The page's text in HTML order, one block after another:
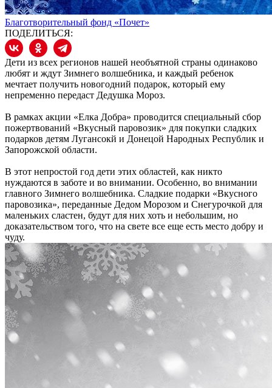
Благотворительный фонд «Почет»
ПОДЕЛИТЬСЯ:
Дети из всех регионов нашей необъятной страны одинаково
любят и ждут Зимнего волшебника, и каждый ребенок
мечтает получить новогодний подарок, который ему
непременно передаст Дедушка Мороз.
В рамках акции «Елка Добра» проводится специальный сбор
пожертвований «Вкусный паровозик» для покупки сладких
подарков детям Лугансокй и Донецой Народных Республик и
Запорожской области.
В этот непростой год дети этих областей, как никто
нуждаются в заботе и во внимании. Особенно, во внимании
главного Зимнего волшебника. Сладкие подарки «Вкусного
паровозика», переданные Дедом Морозом и Снегурочкой для
маленьких сластен, будут для них хоть и небольшим, но
доказательством того, что на свете все еще есть место добру и
чуду.